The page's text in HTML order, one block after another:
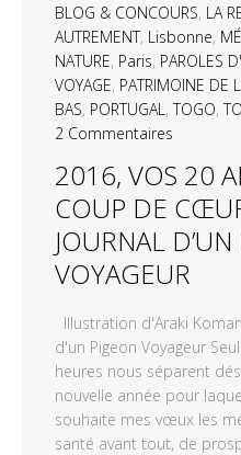
BLOG & CONCOURS, LA
AUTREMENT, Lisbonne,
NATURE, Paris, PAROLES
VOYAGE, PATRIMOINE DE
BAS, PORTUGAL ,TOGO,
2 Commentaires
2016, VOS 20
COUP DE
JOURNAL
VOYAGEUR
Illustration d'Araki
d'un Pigeon Voyageur
heures nous séparent
nouvelle année pour
souhaite mes vœux les
santé avant tout, de